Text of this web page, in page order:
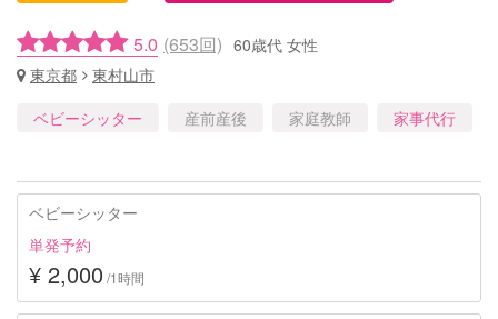
5.0 (653回) 60歳代 女性
東京都
東村山市
ベビーシッター
産前産後 家庭教師 家事代行
ベビーシッター
単発予約
¥ 2,000 /1時間